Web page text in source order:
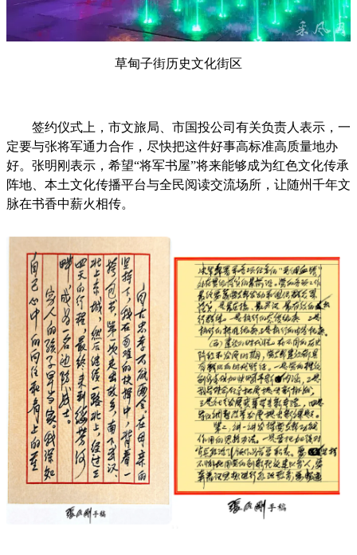
草甸子街历史文化街区
签约仪式上，市文旅局、市国投公司有关负责人表示，一
定要与张将军通力合作，尽快把这件好事高标准高质量地办
好。张明刚表示，希望“将军书屋”将来能够成为红色文化传承
阵地、本土文化传播平台与全民阅读交流场所，让随州千年文
脉在书香中薪火相传。